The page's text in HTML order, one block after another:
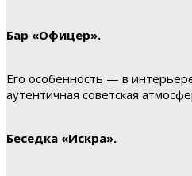
Бар «Офицер».
Его особенность — в
аутентичная советская
Беседка «Искра».